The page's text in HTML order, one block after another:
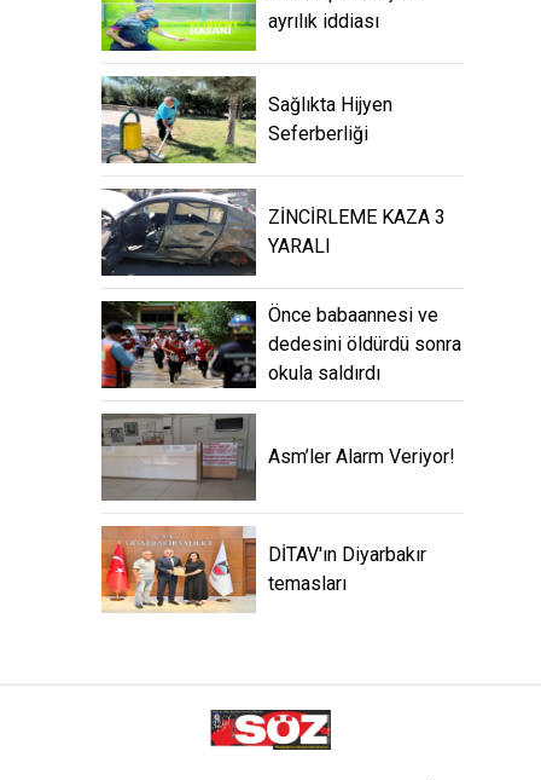
ayrılık iddiası
Sağlıkta Hijyen
Seferberliği
ZİNCİRLEME KAZA 3
YARALI
Önce babaannesi ve
dedesini öldürdü sonra
okula saldırdı
Asm’ler Alarm Veriyor!
DİTAV'ın Diyarbakır
temasları